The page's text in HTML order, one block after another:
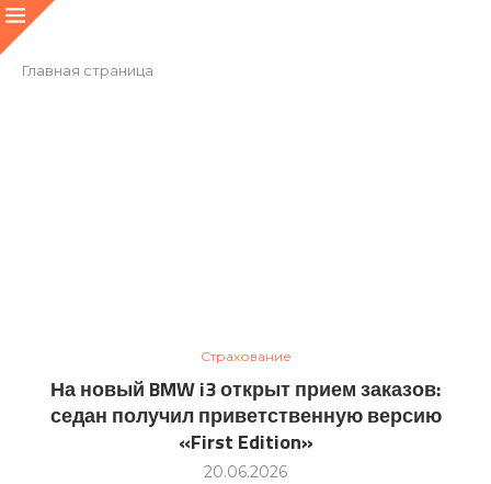
Главная страница
Страхование
На новый BMW i3 открыт прием заказов:
седан получил приветственную версию
«First Edition»
20.06.2026